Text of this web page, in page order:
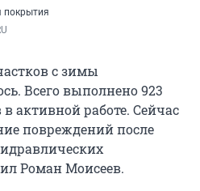
покрытия
с зимы
Всего выполнено 923
в активной работе. Сейчас
повреждений после
Роман Моисеев.